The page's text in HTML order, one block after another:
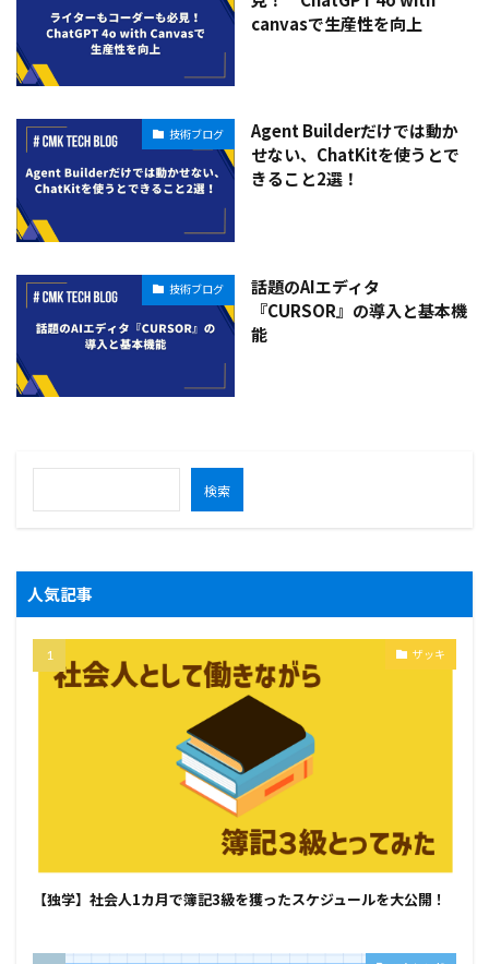
canvasで生産性を向上
技術ブログ
Agent Builderだけでは動か
せない、ChatKitを使うとで
きること2選！
技術ブログ
話題のAIエディタ
『CURSOR』の導入と基本機
能
検索
人気記事
ザッキ
【独学】社会人1カ月で簿記3級を獲ったスケジュールを大公開！